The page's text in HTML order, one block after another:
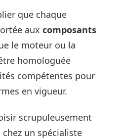
que chaque
aux composants
le moteur ou la
homologuée
compétentes pour
en vigueur.
scrupuleusement
un spécialiste